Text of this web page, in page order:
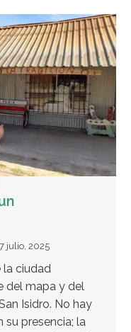
julio, 2025
la ciudad
del mapa y del
Isidro. No hay
su presencia; la